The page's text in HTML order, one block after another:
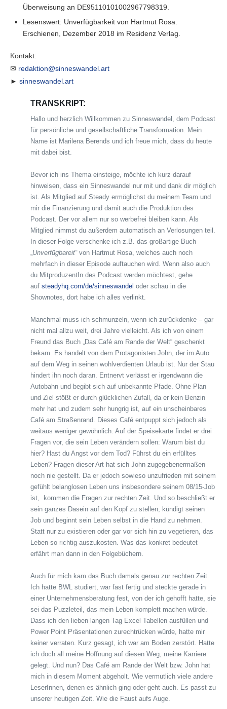
Überweisung an DE95110101002967798319.
Lesenswert: Unverfügbarkeit von Hartmut Rosa.
Erschienen, Dezember 2018 im Residenz Verlag.
Kontakt:
✉ redaktion@sinneswandel.art
► sinneswandel.art
TRANSKRIPT:
Hallo und herzlich Willkommen zu Sinneswandel, dem Podcast
für persönliche und gesellschaftliche Transformation. Mein
Name ist Marilena Berends und ich freue mich, dass du heute
mit dabei bist.
Bevor ich ins Thema einsteige, möchte ich kurz darauf
hinweisen, dass ein Sinneswandel nur mit und dank dir möglich
ist. Als Mitglied auf Steady ermöglichst du meinem Team und
mir die Finanzierung und damit auch die Produktion des
Podcast. Der vor allem nur so werbefrei bleiben kann. Als
Mitglied nimmst du außerdem automatisch an Verlosungen teil.
In dieser Folge verschenke ich z.B. das großartige Buch
„Unverfügbareit“ von Hartmut Rosa, welches auch noch
mehrfach in dieser Episode auftauchen wird. Wenn also auch
du MitproduzentIn des Podcast werden möchtest, gehe
auf steadyhq.com/de/sinneswandel oder schau in die
Shownotes, dort habe ich alles verlinkt.
Manchmal muss ich schmunzeln, wenn ich zurückdenke – gar
nicht mal allzu weit, drei Jahre vielleicht. Als ich von einem
Freund das Buch „Das Café am Rande der Welt“ geschenkt
bekam. Es handelt von dem Protagonisten John, der im Auto
auf dem Weg in seinen wohlverdienten Urlaub ist. Nur der Stau
hindert ihn noch daran. Entnervt verlässt er irgendwann die
Autobahn und begibt sich auf unbekannte Pfade. Ohne Plan
und Ziel stößt er durch glücklichen Zufall, da er kein Benzin
mehr hat und zudem sehr hungrig ist, auf ein unscheinbares
Café am Straßenrand. Dieses Café entpuppt sich jedoch als
weitaus weniger gewöhnlich. Auf der Speisekarte findet er drei
Fragen vor, die sein Leben verändern sollen: Warum bist du
hier? Hast du Angst vor dem Tod? Führst du ein erfülltes
Leben? Fragen dieser Art hat sich John zugegebenermaßen
noch nie gestellt. Da er jedoch sowieso unzufrieden mit seinem
gefühlt belanglosen Leben uns insbesondere seinem 08/15-Job
ist, kommen die Fragen zur rechten Zeit. Und so beschließt er
sein ganzes Dasein auf den Kopf zu stellen, kündigt seinen
Job und beginnt sein Leben selbst in die Hand zu nehmen.
Statt nur zu existieren oder gar vor sich hin zu vegetieren, das
Leben so richtig auszukosten. Was das konkret bedeutet
erfährt man dann in den Folgebüchern.
Auch für mich kam das Buch damals genau zur rechten Zeit.
Ich hatte BWL studiert, war fast fertig und steckte gerade in
einer Unternehmensberatung fest, von der ich gehofft hatte, sie
sei das Puzzleteil, das mein Leben komplett machen würde.
Dass ich den lieben langen Tag Excel Tabellen ausfüllen und
Power Point Präsentationen zurechtrücken würde, hatte mir
keiner verraten. Kurz gesagt, ich war am Boden zerstört. Hatte
ich doch all meine Hoffnung auf diesen Weg, meine Karriere
gelegt. Und nun? Das Café am Rande der Welt bzw. John hat
mich in diesem Moment abgeholt. Wie vermutlich viele andere
LeserInnen, denen es ähnlich ging oder geht auch. Es passt zu
unserer heutigen Zeit. Wie die Faust aufs Auge.